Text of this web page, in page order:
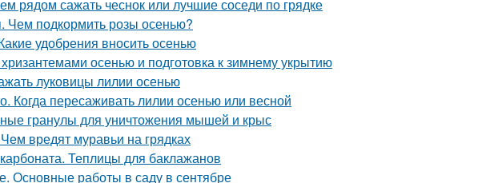
рядом сажать чеснок или лучшие соседи по грядке
Чем подкормить розы осенью?
удобрения вносить осенью
осенью и подготовка к зимнему укрытию
луковицы лилии осенью
Когда пересаживать лилии осенью или весной
гранулы для уничтожения мышей и крыс
вредят муравьи на грядках
Теплицы для баклажанов
Основные работы в саду в сентябре